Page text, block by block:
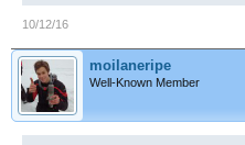
10/12/16
moilaneripe
Well-Known Member